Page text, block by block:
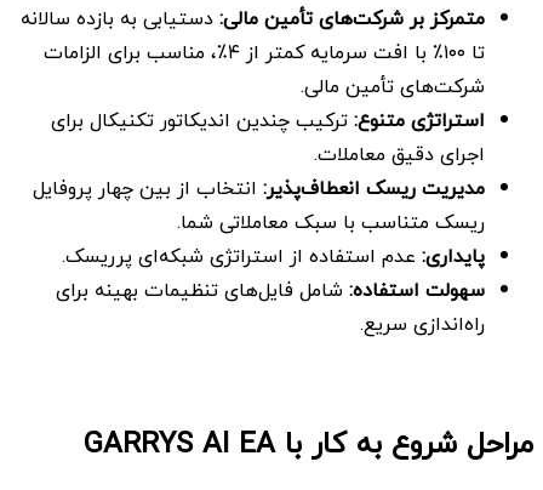
متمرکز بر شرکت‌های تأمین مالی:دستیابی به بازده سالانه
تا ۱۰۰٪ با افت سرمایه کمتر از ۴٪، مناسب برای الزامات
شرکت‌های تأمین مالی.
استراتژی متنوع:ترکیب چندین اندیکاتور تکنیکال برای
اجرای دقیق معاملات.
مدیریت ریسک انعطاف‌پذیر: انتخاب از بین چهار پروفایل
ریسک متناسب با سبک معاملاتی شما.
پایداری: عدم استفاده از استراتژی شبکه‌ای پرریسک.
سهولت استفاده: شامل فایل‌های تنظیمات بهینه برای
راه‌اندازی سریع.
مراحل شروع به کار با GARRYS AI EA